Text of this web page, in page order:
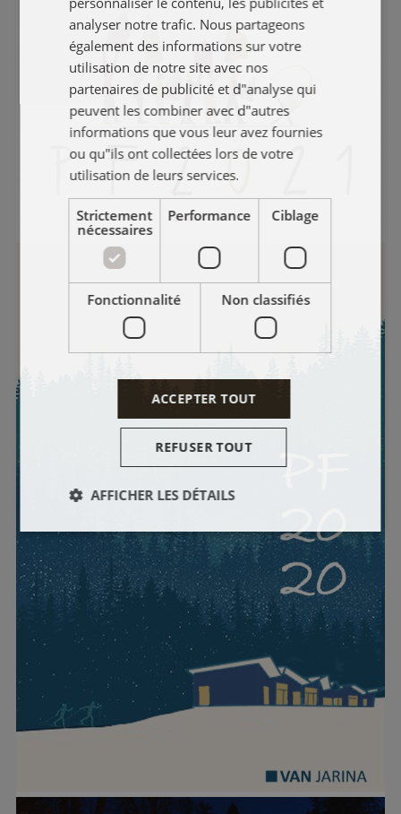
analyser notre trafic. Nous partageons
également des informations sur votre
utilisation de notre site avec nos
partenaires de publicité et d"analyse qui
peuvent les combiner avec d"autres
informations que vous leur avez fournies
ou qu"ils ont collectées lors de votre
utilisation de leurs services.
Strictement
nécessaires
Performance Ciblage
Fonctionnalité Non classifiés
ACCEPTER TOUT
REFUSER TOUT
AFFICHER LES DÉTAILS